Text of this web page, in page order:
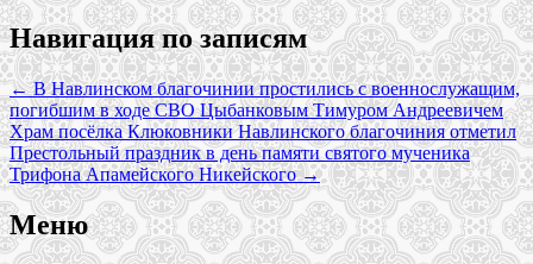
Навигация по записям
←В Навлинском благочинии простились с военнослужащим,
погибшим в ходе СВО Цыбанковым Тимуром Андреевичем
Храм посёлка Клюковники Навлинского благочиния отметил
Престольный праздник в день памяти святого мученика
Трифона Апамейского Никейского→
Меню